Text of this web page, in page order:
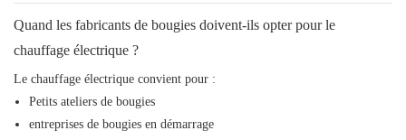
Quand les fabricants de bougies doivent-ils opter pour le
chauffage électrique ?
Le chauffage électrique convient pour :
Petits ateliers de bougies
entreprises de bougies en démarrage